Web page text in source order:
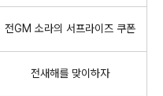
전GM 소라의 서프라이즈 쿠폰
전새해를 맞이하자